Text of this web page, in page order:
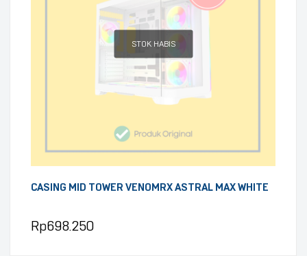
STOK HABIS
CASING MID TOWER VENOMRX ASTRAL MAX WHITE
Rp698.250